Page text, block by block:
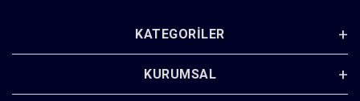
KATEGORILER
KURUMSAL